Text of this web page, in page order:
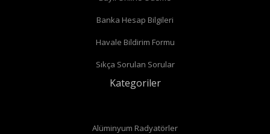
Banka Hesap Bilgileri
Havale Bildirim Formu
Sıkça Sorulan Sorular
Kategoriler
Alüminyum Radyatörler